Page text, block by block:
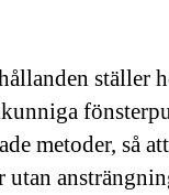
ställer
metoder, så